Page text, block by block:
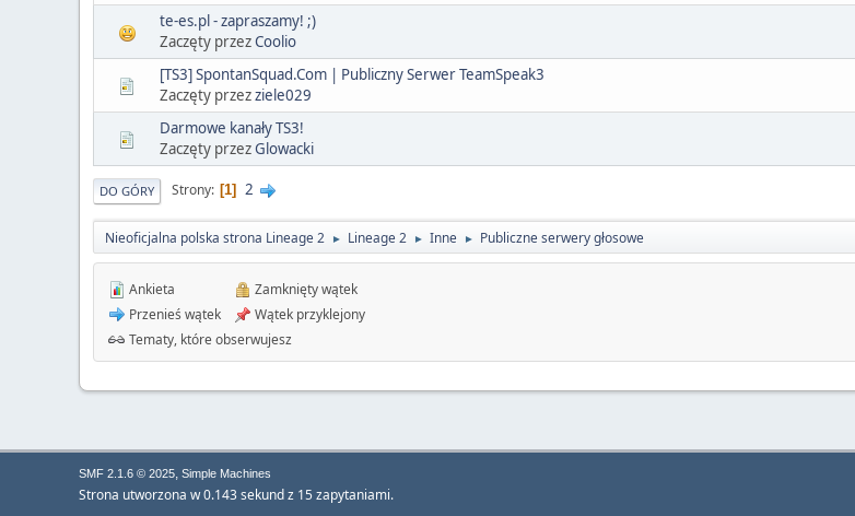
te-es.pl - zapraszamy! ;)
Zaczęty przezCoolio
[TS3] SpontanSquad.Com | Publiczny Serwer TeamSpeak3
Zaczęty przezziele029
Darmowe kanały TS3!
Zaczęty przezGlowacki
DO GÓRY Strony 1 2
Nieoficjalna polska strona Lineage 2 ► Lineage 2 ► Inne ► Publiczne serwery głosowe
Ankieta
Przenieś wątek
Zamknięty wątek
Wątek przyklejony
Tematy, które obserwujesz
SMF 2.1.6 © 2025, Simple Machines
Strona utworzona w 0.143 sekund z 15 zapytaniami.